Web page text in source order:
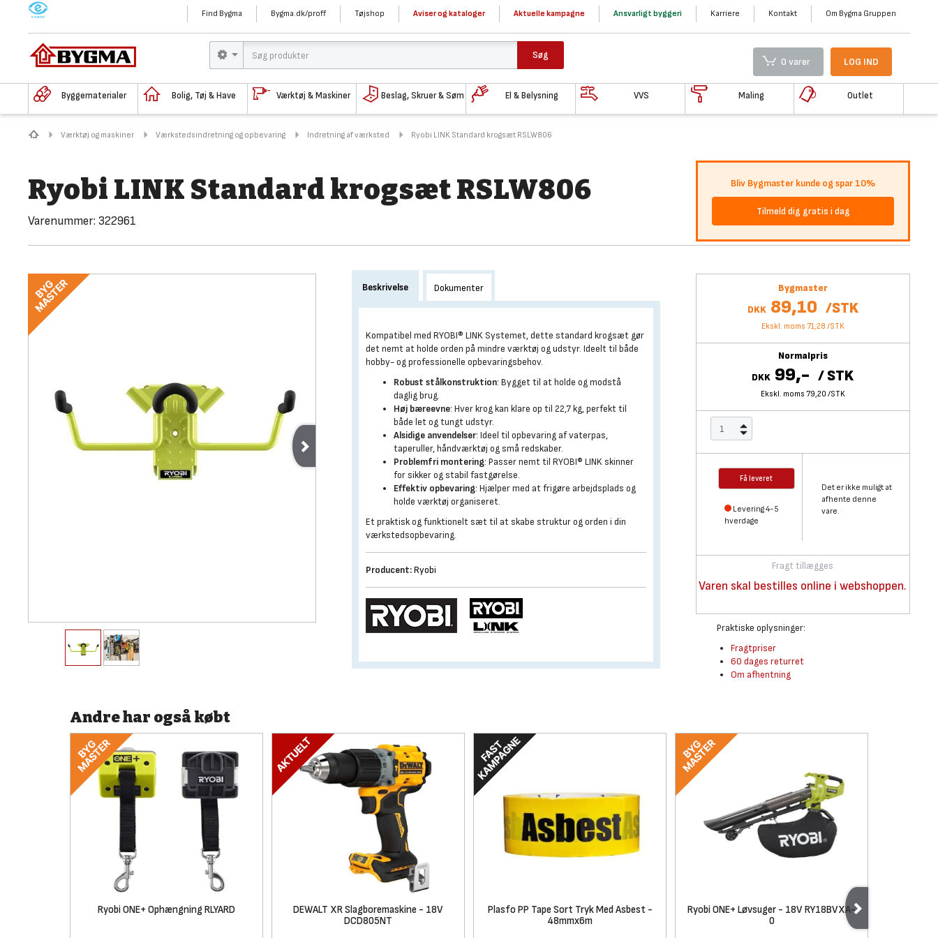
M Find Bygma Bygma.dk/proff Tøjshop Aviser og kataloger Aktuelle kampagne Ansvarligt byggeri Karriere Kontakt Om Bygma Gruppen
Søg
0 varer LOG IND
Byggematerialer Bolig, Tøj & Have Værktøj & Maskiner Beslag, Skruer & Søm El & Belysning VVS Maling Outlet
Værktøj og maskiner Værkstedsindretning og opbevaring Indretning af værksted Ryobi LINK Standard krogsæt RSLW806
Ryobi LINK Standard krogsæt RSLW806
Varenummer: 322961
Bliv Bygmaster kunde og spar 10%
Tilmeld dig gratis i dag
Bygmaster
DKK 89,10 /STK
Ekskl. moms 71,28 /STK
Normalpris
DKK 99,- /STK
Ekskl. moms 79,20 /STK
Få leveret
Levering 4-5
hverdage
Det er ikke muligt at
afhente denne
vare.
Fragt tillægges
Varen skal bestilles online i webshoppen.
Praktiske oplysninger:
Fragtpriser
60 dages returret
Om afhentning
Beskrivelse Dokumenter
Kompatibel med RYOBI® LINK Systemet, dette standard krogsæt gør
det nemt at holde orden på mindre værktøj og udstyr. Ideelt til både
hobby- og professionelle opbevaringsbehov.
Robust stålkonstruktion: Bygget til at holde og modstå
daglig brug.
Høj bæreevne: Hver krog kan klare op til 22,7 kg, perfekt til
både let og tungt udstyr.
Alsidige anvendelser: Ideel til opbevaring af vaterpas,
taperuller, håndværktøj og små redskaber.
Problemfri montering: Passer nemt til RYOBI® LINK skinner
for sikker og stabil fastgørelse.
Effektiv opbevaring: Hjælper med at frigøre arbejdsplads og
holde værktøj organiseret.
Et praktisk og funktionelt sæt til at skabe struktur og orden i din
værkstedsopbevaring.
Producent:Ryobi
Andre har også købt
Ryobi ONE+ Ophængning RLYARD
DEWALT XR Slagboremaskine - 18V
DCD805NT
Plasfo PP Tape Sort Tryk Med Asbest -
48mmx6m
Ryobi ONE+ Løvsuger - 18V RY18BVXA-
0